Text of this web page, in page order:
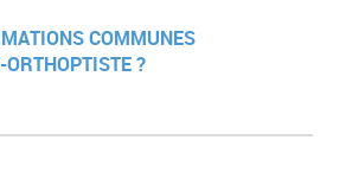
COMMUNES
?